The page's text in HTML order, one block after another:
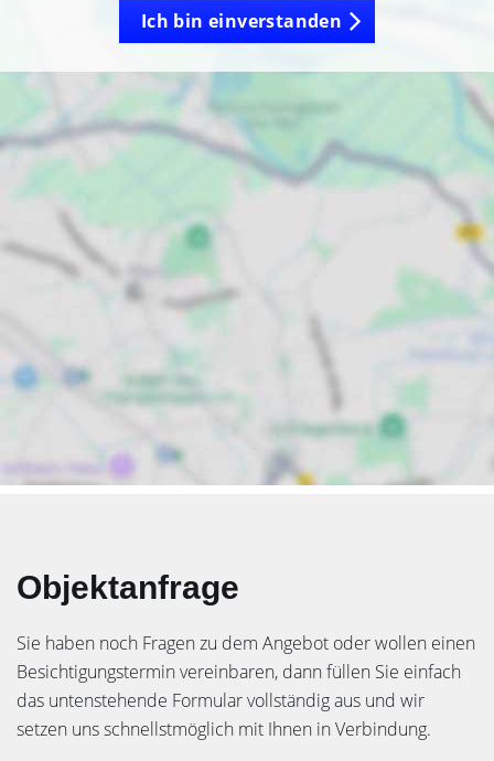
Ich bin einverstanden
Objektanfrage
Sie haben noch Fragen zu dem Angebot oder wollen einen
Besichtigungstermin vereinbaren, dann füllen Sie einfach
das untenstehende Formular vollständig aus und wir
setzen uns schnellstmöglich mit Ihnen in Verbindung.